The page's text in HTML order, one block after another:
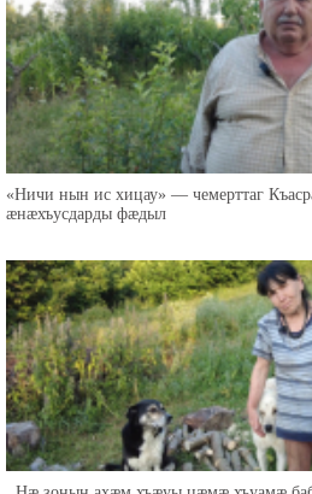
«Ничи нын ис хицау» — чемерттаг
æнæхъусдарды фæдыл